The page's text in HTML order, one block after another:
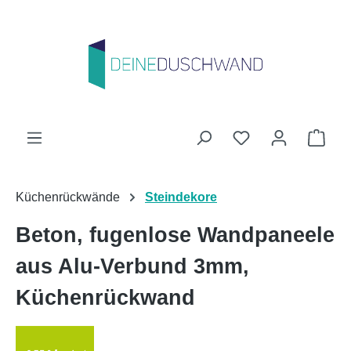
Du hast 0
Küchenrückwände Steindekore
Beton, fugenlose Wandpaneele
aus Alu-Verbund 3mm,
Küchenrückwand